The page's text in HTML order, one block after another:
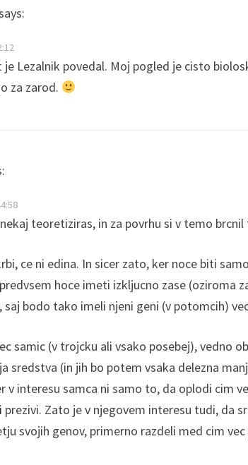
Lezalnik povedal. Moj pogled je cisto
za zarod.
teoretiziras, in za povrhu si v temo
ce ni edina. In sicer zato, ker noce biti
hoce imeti izkljucno zase (oziroma
saj bodo tako imeli njeni geni (v potomcih)
samic (v trojcku ali vsako posebej), vedno
sredstva (in jih bo potem vsaka delezna
v interesu samca ni samo to, da oplodi cim
Zato je v njegovem interesu tudi, da
svojih genov, primerno razdeli med cim